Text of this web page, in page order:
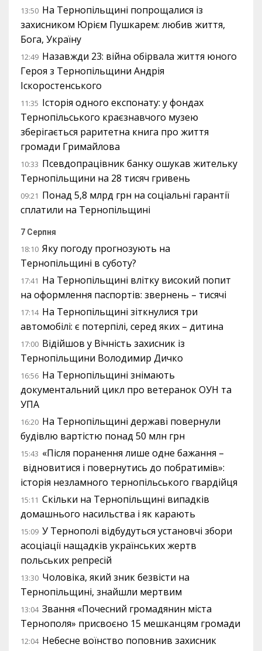
13:50 На Тернопільщині попрощалися із
захисником Юрієм Пушкарем: любив життя,
Бога, Україну
12:49 Назавжди 23: війна обірвала життя юного
Героя з Тернопільщини Андрія
Іскоростенського
11:35 Історія одного експонату: у фондах
Тернопільського краєзнавчого музею
зберігається раритетна книга про життя
громади Гримайлова
10:33 Псевдопрацівник банку ошукав жительку
Тернопільщини на 28 тисяч гривень
09:21 Понад 5,8 млрд грн на соціальні гарантії
сплатили на Тернопільщині
7 Серпня
18:10 Яку погоду прогнозують на
Тернопільщині в суботу?
17:41 На Тернопільщині влітку високий попит
на оформлення паспортів: звернень – тисячі
17:14 На Тернопільщині зіткнулися три
автомобілі: є потерпілі, серед яких – дитина
17:00 Відійшов у Вічність захисник із
Тернопільщини Володимир Дичко
16:56 На Тернопільщині знімають
документальний цикл про ветеранок ОУН та
УПА
16:20 На Тернопільщині державі повернули
будівлю вартістю понад 50 млн грн
15:43 «Після поранення лише одне бажання –
відновитися і повернутись до побратимів»:
історія незламного тернопільського гвардійця
15:11 Скільки на Тернопільщині випадків
домашнього насильства і як карають
15:09 У Тернополі відбудуться установчі збори
асоціації нащадків українських жертв
польських репресій
13:30 Чоловіка, який зник безвісти на
Тернопільщині, знайшли мертвим
13:04 Звання «Почесний громадянин міста
Тернополя» присвоєно 15 мешканцям громади
12:04 Небесне воїнство поповнив захисник